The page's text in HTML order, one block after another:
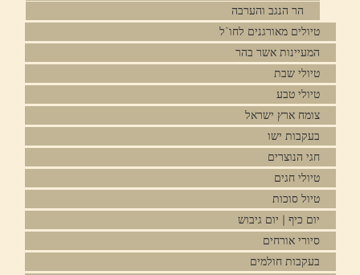
הר הנגב והערבה
טיולים מאורגנים לחו"ל
המעיינות אשר בהר
טיולי שבת
טיולי טבע
צומח ארץ ישראל
בעקבות ישו
חגי הנוצרים
טיולי חגים
טיול סוכות
יום כיף | יום גיבוש
סיורי אורחים
בעקבות חולמים